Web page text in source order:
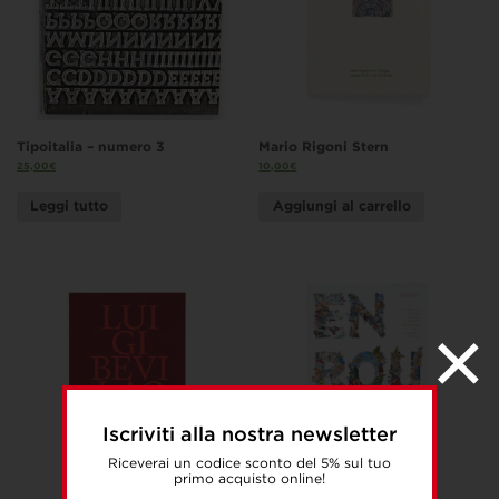
Iscriviti alla nostra newsletter
Riceverai un codice sconto del 5% sul tuo
primo acquisto online!
Tipoitalia – numero 3
25,00€
Leggi tutto
Mario Rigoni Stern
10,00€
Aggiungi al carrello